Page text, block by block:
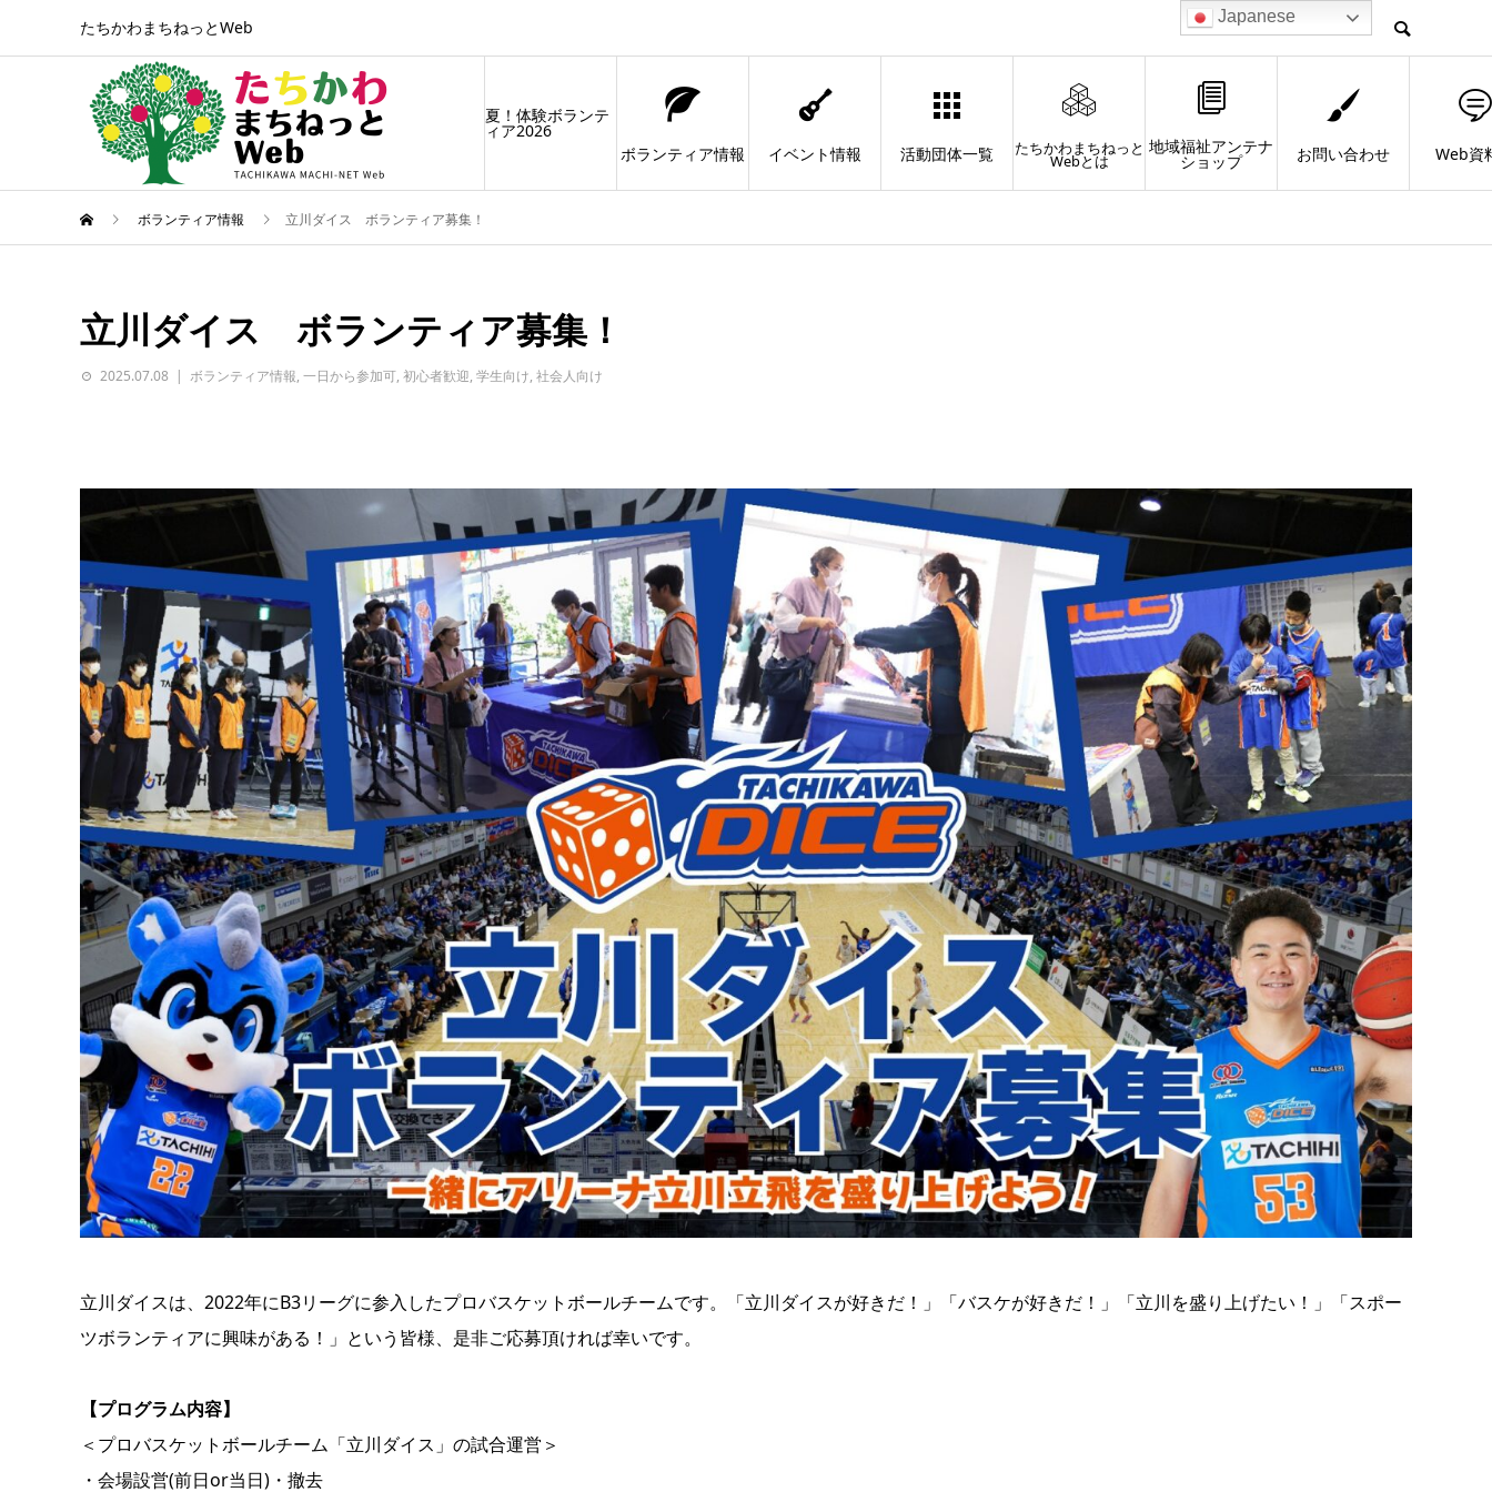
たちかわまちねっとWeb
夏！体験ボランテ
ィア2026
ボランティア情報
イベント情報 活動団体一覧 たちかわまちねっと
Webとは
地域福祉アンテナ
ショップ お問い合わせ Web資
ボランティア情報 立川ダイス ボランティア募集！
立川ダイス ボランティア募集！
2025.07.08 ボランティア情報, 一日から参加可, 初心者歓迎, 学生向け, 社会人向け
立川ダイスは、2022年にB3リーグに参入したプロバスケットボールチームです。「立川ダイスが好きだ！」「バスケが好きだ！」「立川を盛り上げたい！」「スポー
ツボランティアに興味がある！」という皆様、是非ご応募頂ければ幸いです。
【プログラム内容】
＜プロバスケットボールチーム「立川ダイス」の試合運営＞
・会場設営(前日or当日)・撤去
Japanese